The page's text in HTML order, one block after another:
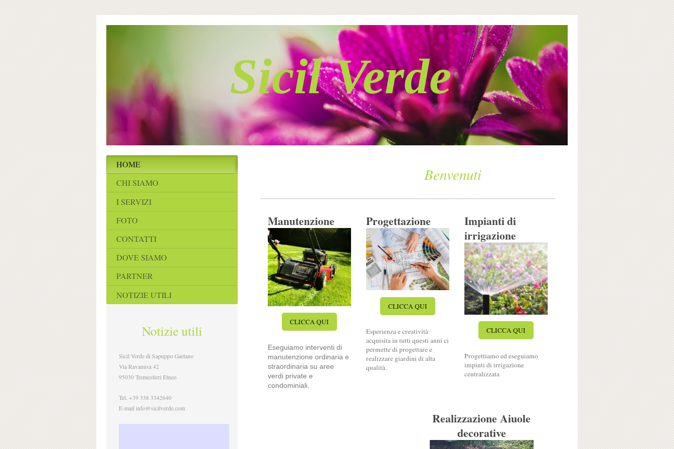
Sicil Verde
Benvenuti
Manutenzione
CLICCA QUI
Eseguiamo interventi di
manutenzione ordinaria e
straordinaria su aree
verdi private e
condominiali.
Progettazione
CLICCA QUI
Esperienza e creatività
acquisita in tutti questi anni ci
permette di progettare e
realizzare giardini di alta
qualità.
Impianti di
irrigazione
CLICCA QUI
Progettiamo ed eseguiamo
impinti di irrigazione
centralizzata
Realizzazione Aiuole
decorative
HOME
CHI SIAMO
I SERVIZI
FOTO
CONTATTI
DOVE SIAMO
PARTNER
NOTIZIE UTILI
Notizie utili
Sicil Verde di Sapuppo Gaetano
Via Ravanusa 42
95030 Tremestieri Etneo
Tel. +39 338 3342640
E-mail info@sicilverde.com